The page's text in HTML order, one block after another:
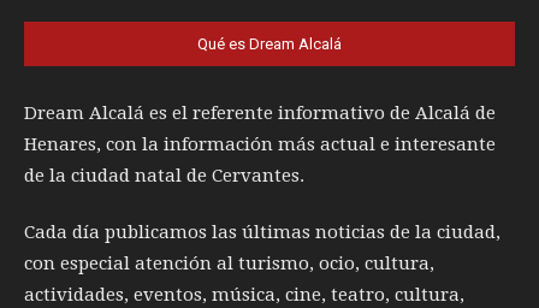
Qué es Dream Alcalá
Dream Alcalá es el referente informativo de Alcalá de
Henares, con la información más actual e interesante
de la ciudad natal de Cervantes.
Cada día publicamos las últimas noticias de la ciudad,
con especial atención al turismo, ocio, cultura,
actividades, eventos, música, cine, teatro, cultura,